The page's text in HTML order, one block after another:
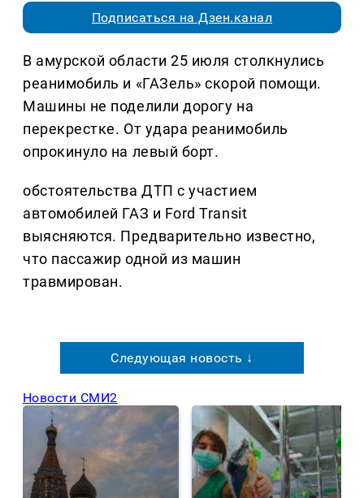
Подписаться на Дзен.канал
В амурской области 25 июля столкнулись
реанимобиль и «ГАЗель» скорой помощи.
Машины не поделили дорогу на
перекрестке. От удара реанимобиль
опрокинуло на левый борт.
обстоятельства ДТП с участием
автомобилей ГАЗ и Ford Transit
выясняются. Предварительно известно,
что пассажир одной из машин
травмирован.
Следующая новость ↓
Новости СМИ2